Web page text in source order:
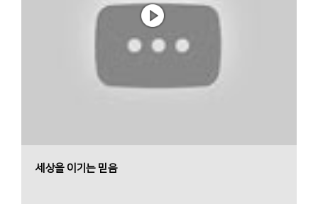
세상을 이기는 믿음